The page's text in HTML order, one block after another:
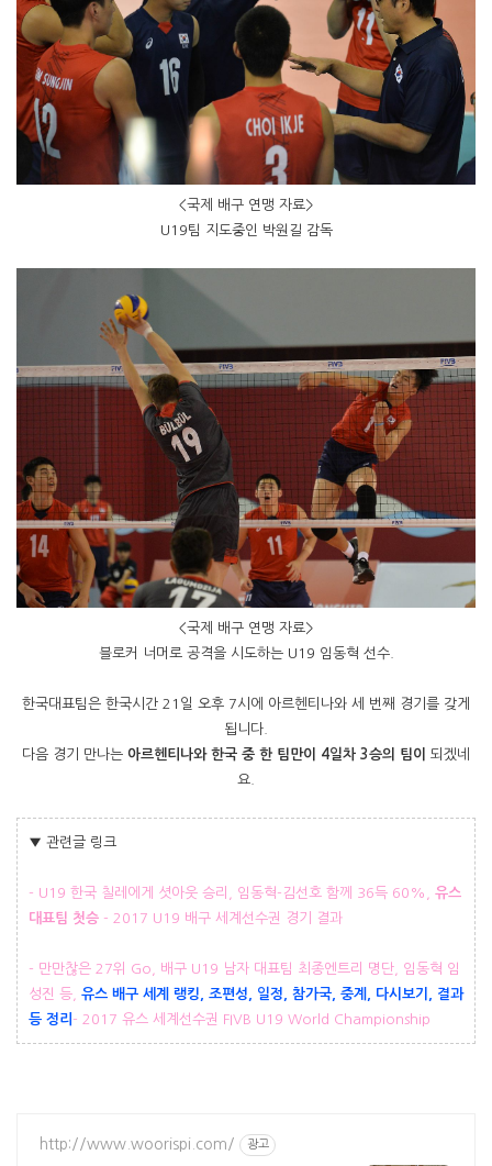
<국제 배구 연맹 자료>
U19팀 지도중인 박원길 감독
<국제 배구 연맹 자료>
블로커 너머로 공격을 시도하는 U19 임동혁 선수.
한국대표팀은 한국시간 21일 오후 7시에 아르헨티나와 세 번째 경기를 갖게
됩니다.
다음 경기 만나는 아르헨티나와 한국 중 한 팀만이 4일차 3승의 팀이 되겠네
요.
▼ 관련글 링크
- U19 한국 칠레에게 셧아웃 승리, 임동혁-김선호 함께 36득 60%, 유스
대표팀 첫승 - 2017 U19 배구 세계선수권 경기 결과
- 만만찮은 27위 Go, 배구 U19 남자 대표팀 최종엔트리 명단, 임동혁 임
성진 등,
유스 배구 세계 랭킹, 조편성, 일정, 참가국, 중계, 다시보기, 결과
등 정리 - 2017 유스 세계선수권 FIVB U19 World Championship
http://www.woorispi.com/ 광고